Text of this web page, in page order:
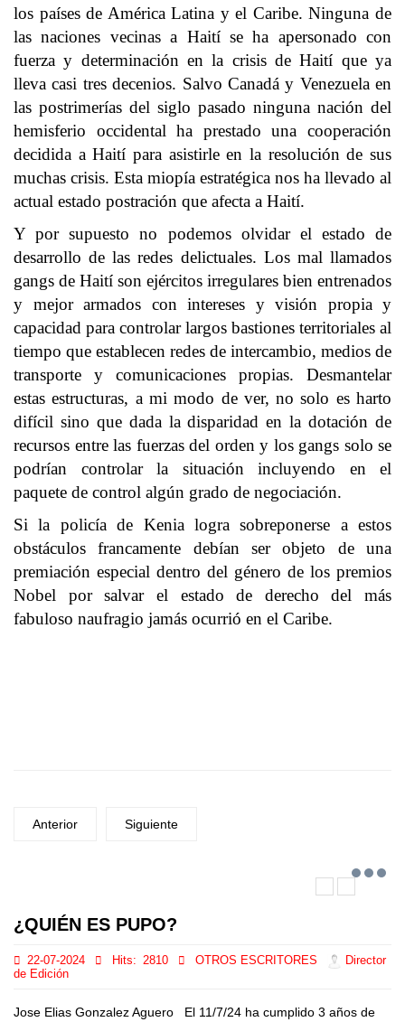
los países de América Latina y el Caribe. Ninguna de
las naciones vecinas a Haití se ha apersonado con
fuerza y determinación en la crisis de Haití que ya
lleva casi tres decenios. Salvo Canadá y Venezuela en
las postrimerías del siglo pasado ninguna nación del
hemisferio occidental ha prestado una cooperación
decidida a Haití para asistirle en la resolución de sus
muchas crisis. Esta miopía estratégica nos ha llevado al
actual estado postración que afecta a Haití.
Y por supuesto no podemos olvidar el estado de
desarrollo de las redes delictuales. Los mal llamados
gangs de Haití son ejércitos irregulares bien entrenados
y mejor armados con intereses y visión propia y
capacidad para controlar largos bastiones territoriales al
tiempo que establecen redes de intercambio, medios de
transporte y comunicaciones propias. Desmantelar
estas estructuras, a mi modo de ver, no solo es harto
difícil sino que dada la disparidad en la dotación de
recursos entre las fuerzas del orden y los gangs solo se
podrían controlar la situación incluyendo en el
paquete de control algún grado de negociación.
Si la policía de Kenia logra sobreponerse a estos
obstáculos francamente debían ser objeto de una
premiación especial dentro del género de los premios
Nobel por salvar el estado de derecho del más
fabuloso naufragio jamás ocurrió en el Caribe.
Anterior Siguiente
¿QUIÉN ES PUPO?
22-07-2024 Hits: 2810 OTROS ESCRITORES
Director
de Edición
Jose Elias Gonzalez Aguero El 11/7/24 ha cumplido 3 años de